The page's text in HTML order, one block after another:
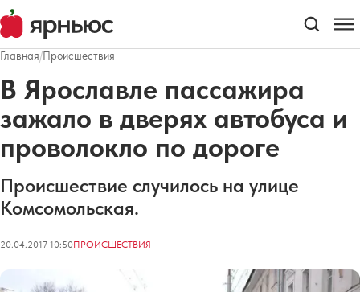
Главная/Происшествия
В Ярославле пассажира
зажало в дверях автобуса и
проволокло по дороге
Происшествие случилось на улице
Комсомольская.
20.04.2017 10:50ПРОИСШЕСТВИЯ